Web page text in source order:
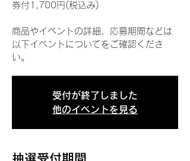
券付1,700円(税込み)
商品やイベントの詳細、応募期間などは
以下イベントについてをご確認くださ
い。
受付が終了しました
他のイベントを見る
抽選受付期間